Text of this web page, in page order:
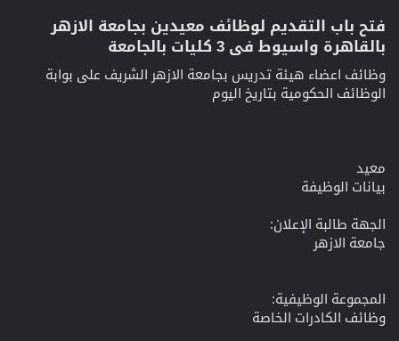
فتح باب التقديم لوظائف معيدين بجامعة الازهر
بالقاهرة واسيوط فى 3 كليات بالجامعة​
وظائف اعضاء هيئة تدريس بجامعة الازهر الشريف على بوابة
الوظائف الحكومية بتاريخ اليوم
معيد
بيانات الوظيفة
الجهة طالبة الإعلان:
جامعة الازهر
المجموعة الوظيفية:
وظائف الكادرات الخاصة